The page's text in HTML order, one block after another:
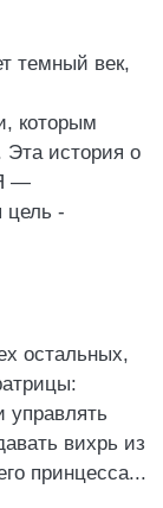
темный век,
которым
Эта история о
—
цель -
остальных,
управлять
вихрь из
принцесса...